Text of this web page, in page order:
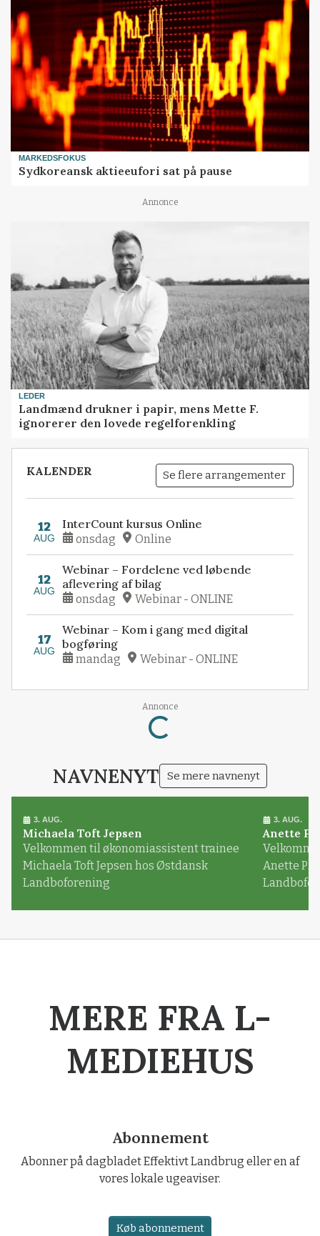
MARKEDSFOKUS
Sydkoreansk aktieeufori sat på pause
Annonce
LEDER
Landmænd drukner i papir, mens Mette F.
ignorerer den lovede regelforenkling
KALENDER Se flere arrangementer
12
AUG
InterCount kursus Online
onsdag Online
12
AUG
Webinar – Fordelene ved løbende
aflevering af bilag
onsdag Webinar - ONLINE
17
AUG
Webinar – Kom i gang med digital
bogføring
mandag Webinar - ONLINE
Annonce
Loading...
NAVNENYT Se mere navnenyt
3. AUG.
Michaela Toft Jepsen
Velkommen til økonomiassistent trainee
Michaela Toft Jepsen hos Østdansk
Landboforening
3. AUG.
Anette
Anette
MERE FRA L-
MEDIEHUS
Abonnement
Abonner på dagbladet Effektivt Landbrug eller en af
vores lokale ugeaviser.
Køb abonnement